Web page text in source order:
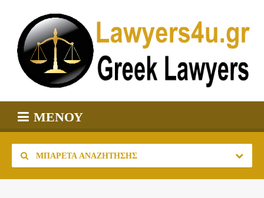
ΜΕΝΟΎ
ΜΠΑΡΈΤΑ ΑΝΑΖΉΤΗΣΗΣ